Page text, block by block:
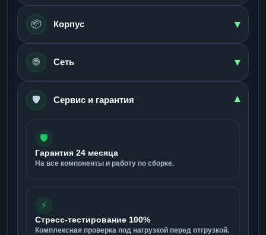
📦 Корпус ▾
🌐 Сеть ▾
🛡️ Сервис и гарантия ▾
🛡️
Гарантия 24 месяца
На все компоненты и работу по сборке.
⚡
Стресс-тестирование 100%
Комплексная проверка под нагрузкой перед отгрузкой.